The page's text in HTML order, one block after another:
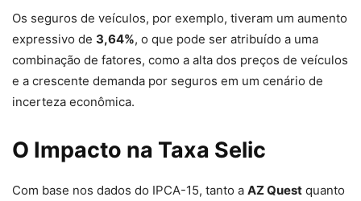
Os seguros de veículos, por exemplo, tiveram um aumento
expressivo de 3,64%, o que pode ser atribuído a uma
combinação de fatores, como a alta dos preços de veículos
e a crescente demanda por seguros em um cenário de
incerteza econômica.
O Impacto na Taxa Selic
Com base nos dados do IPCA-15, tanto a AZ Quest quanto